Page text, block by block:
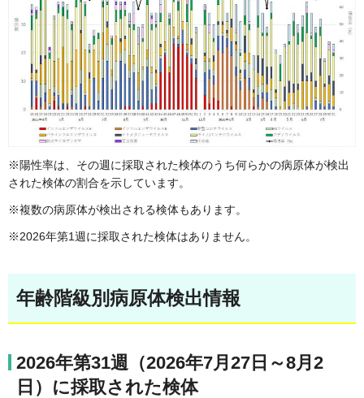
※陽性率は、その週に採取された検体のうち何らかの病原体が検出
された検体の割合を示しています。
※複数の病原体が検出される検体もあります。
※2026年第1週に採取された検体はありません。
年齢階級別病原体検出情報
2026年第31週（2026年7月27日～8月2
日）に採取された検体